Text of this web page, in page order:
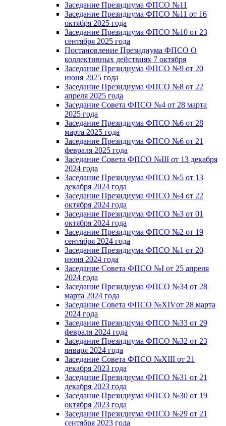
Заседание Президиума ФПСО №11
Заседание Президиума ФПСО №11 от 16
октября 2025 года
Заседание Президиума ФПСО №10 от 23
сентября 2025 года
Постановление Президиума ФПСО О
коллективных действиях 7 октября
Заседание Президиума ФПСО №9 от 20
июня 2025 года
Заседание Президиума ФПСО №8 от 22
апреля 2025 года
Заседание Совета ФПСО №4 от 28 марта
2025 года
Заседание Президиума ФПСО №6 от 28
марта 2025 года
Заседание Президиума ФПСО №6 от 21
февраля 2025 года
Заседание Совета ФПСО №III от 13 декабря
2024 года
Заседание Президиума ФПСО №5 от 13
декабря 2024 года
Заседание Президиума ФПСО №4 от 22
октября 2024 года
Заседание Президиума ФПСО №3 от 01
октября 2024 года
Заседание Президиума ФПСО №2 от 19
сентября 2024 года
Заседание Президиума ФПСО №1 от 20
июня 2024 года
Заседание Совета ФПСО №I от 25 апреля
2024 года
Заседание Президиума ФПСО №34 от 28
марта 2024 года
Заседание Совета ФПСО №XIVот 28 марта
2024 года
Заседание Президиума ФПСО №33 от 29
февраля 2024 года
Заседание Президиума ФПСО №32 от 23
января 2024 года
Заседание Совета ФПСО №XIII от 21
декабря 2023 года
Заседание Президиума ФПСО №31 от 21
декабря 2023 года
Заседание Президиума ФПСО №30 от 19
октября 2023 года
Заседание Президиума ФПСО №29 от 21
сентября 2023 года